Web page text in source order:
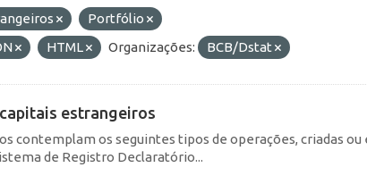
Portfólio
HTML Organizações: BCB/Dstat
estrangeiros
contemplam os seguintes tipos de operações, criadas ou
de Registro Declaratório...